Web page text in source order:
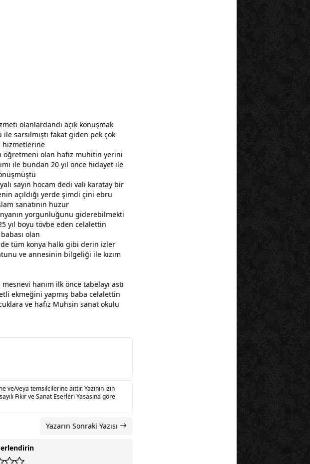
olanlardandı açık konuşmak
sarsılmıştı fakat giden pek çok
hizmetlerine
öğretmeni olan hafız muhitin yerini
ile bundan 20 yıl önce hidayet ile
sayın hocam dedi vali karatay bir
açıldığı yerde şimdi çini ebru
sanatının huzur
yorgunluğunu giderebilmekti
yıl boyu tövbe eden celalettin
babası olan
tüm konya halkı gibi derin izler
ve annesinin bilgeliği ile kızım
hanım ilk önce tabelayı astı
ekmeğini yapmış baba celalettin
ve hafız Muhsin sanat okulu
ve/veya temsilcilerine aittir. Yazının izin
Fikir ve Sanat Eserleri Yasasına göre
Yazarın Sonraki Yazısı